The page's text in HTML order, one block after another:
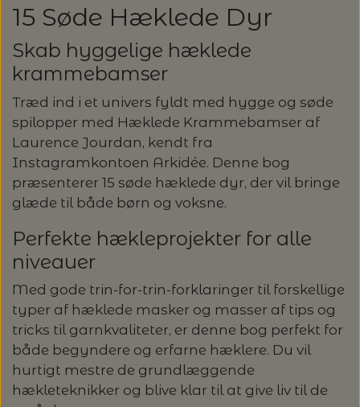
LANG YARNS: CARPE DIEM - SPAR 20%
LANG YARNS: VAYA - SPAR 20%
STRIKKEBØGER PÅ TILBUD
LANG YARNS: SPAR 20% - DESIRE
30%
RAUMA: PETUNIA PIMA BOMULDSGARN
- SPAR 20%
PACUALI: SAYAMA - SPAR 15%
HJELHOLT
ISAGER
ISTEX - LOPI
ITO GARN
KAREN KLARBÆK
KIT COUTURE - GARN
KNITTING FOR OLIVE
FILCOLANA
HANNE LARSEN STRIK
HANNE RIMMEN DESIGN
HJELHOLT
ISAGER
ISTEX
JOJO KNITWEAR - GARNKITS
KIT COUTURE
LENE HOLME SAMSØE - LEKNIT
HELE SÆT
HERREMODELLER
T-SHIRTS OG TOP
TILBEHØR
TØRKLÆDER/SJALER/PONCHOER
KNITPRO - UDSKIFTELIGE RUNDP. &
STRØMPEPINDE
UDSKIFTELIGE RUNDPINDESÆT
ADDI-CRASY-TRIO
GLERUP YATZY - SINGLE SÆT M.
GLERUP YATZY - DOUBLE SÆT M.
TERNINGER
ULDSÆBE
SONETT – ØKOLOGISK SÆBE OG
MILJØVENLIGE VASKEMIDLER
EUCALAN
HJELHOLTS ULDVASK
ADDI-TO-GO
COCOKNITS
BLOCKERSÆT/BLOKKESÆT
ELASTIKKER
GARNVINDER / KRYDSNØGLEAPPARAT
GARNVINSLER
MASKEMARKØRER
MASKESTOPPERE
POMP STICH
VERVACO - PÅTEGNET BRODERI
PERMIN - BRODERI
SAKSE
STRIKKENÅLE, SYNÅLE OG PUNCHNÅLE
GLERUPS HJEMMESKO
GLERUPS SKO
GLERUPS TØFFEL
GLERUPS STØVLE
GLERUPS BØRN OG BABY
GLERUPS FILTSÅLER
HAFLINGER SKO - UDE OG INDE
VOKSEN HJEMMESKO
SILKEBORG ULDSPINDERI
PLAIDER
MUUD LIVING
TASKER - MUUD LIVING
TILBEHØR - MUUD LIVING
OMNIOUTIL - JAPANSKE SPANDE -
OM OS
KONTAKT
ÅBNINGSTIDER
15 Søde Hæklede Dyr
Skab hyggelige hæklede
krammebamser
Træd ind i et univers fyldt med hygge og søde
spilopper med Hæklede Krammebamser af
Laurence Jourdan, kendt fra
Instagramkontoen Arkidée. Denne bog
præsenterer 15 søde hæklede dyr, der vil bringe
glæde til både børn og voksne.
Perfekte hækleprojekter for alle
niveauer
Med gode trin-for-trin-forklaringer til forskellige
typer af hæklede masker og masser af tips og
tricks til garnkvaliteter, er denne bog perfekt for
både begyndere og erfarne hæklere. Du vil
hurtigt mestre de grundlæggende
hækleteknikker og blive klar til at give liv til de